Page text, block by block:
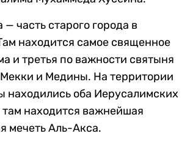
часть старого города в
находится самое священное
и третья по важности святыня
и Медины. На территории
находились оба Иерусалимских
там находится важнейшая
мечеть Аль-Акса.